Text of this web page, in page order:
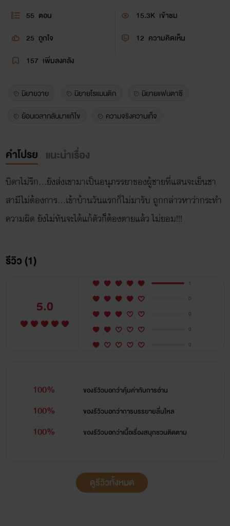
55 ตอน 15.3K เข้าชม
25 ถูกใจ 12 ความคิดเห็น
157 เพิ่มลงคลัง
นิยายวาย นิยายโรแมนติก
นิยายแฟนตาซี
ย้อนเวลากลับมาแก้ไข
ความจริงความเท็จ
คำโปรย แนะนำเรื่อง
บิดาไม่รีก...ยังส่งเขามาเป็นอนุภรรยาของผู้ชายที่แสนจะเย็นชา
สามีไม่ต้องการ...เข้าบ้านวันแรกก็ไม่มารับ ถูกกล่าวหาว่ากระทำ
ความผิด ยังไม่ทันจะได้แก้ตัวก็็ต้องตายแล้ว ไม่ยอม!!!
รีวิว (1)
5.0
1
0
0
0
0
100% ของรีวิวบอกว่าคุ้มค่ากับการอ่าน
100% ของรีวิวบอกว่าการบรรยายลื่นไหล
100% ของรีวิวบอกว่าเนื้อเรื่องสนุกชวนติดตาม
ดูรีวิวทั้งหมด